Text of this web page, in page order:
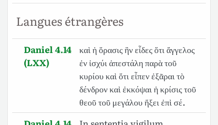
Langues étrangères
Daniel 4.14
(LXX)
καὶ ἡ ὅρασις ἣν εἶδες ὅτι ἄγγελος
ἐν ἰσχύι ἀπεστάλη παρὰ τοῦ
κυρίου καὶ ὅτι εἶπεν ἐξᾶραι τὸ
δένδρον καὶ ἐκκόψαι ἡ κρίσις τοῦ
θεοῦ τοῦ μεγάλου ἥξει ἐπὶ σέ.